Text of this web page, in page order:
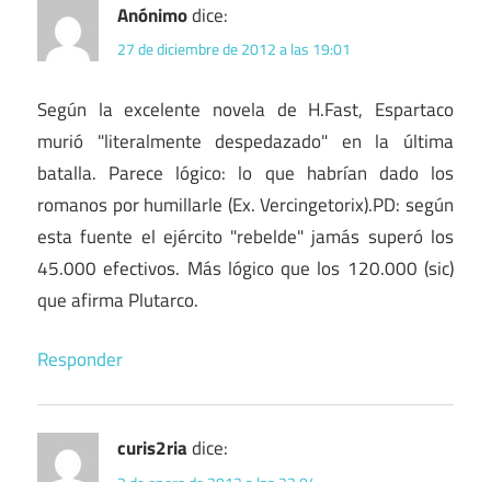
Anónimodice:
27 de diciembre de 2012 a las 19:01
Según la excelente novela de H.Fast, Espartaco
murió "literalmente despedazado" en la última
batalla. Parece lógico: lo que habrían dado los
romanos por humillarle (Ex. Vercingetorix).PD: según
esta fuente el ejército "rebelde" jamás superó los
45.000 efectivos. Más lógico que los 120.000 (sic)
que afirma Plutarco.
Responder
curis2riadice: